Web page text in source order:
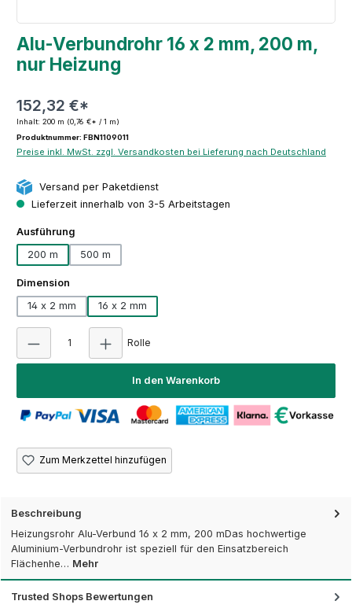
Alu-Verbundrohr 16 x 2 mm, 200 m,
nur Heizung
152,32 €*
Inhalt: 200 m (0,76 €* / 1 m)
Produktnummer: FBN1109011
Preise inkl. MwSt. zzgl. Versandkosten bei Lieferung nach Deutschland
Versand per Paketdienst
Lieferzeit innerhalb von 3-5 Arbeitstagen
Ausführung
200 m
500 m
Dimension
14 x 2 mm
16 x 2 mm
Rolle
In den Warenkorb
Zum Merkzettel hinzufügen
Beschreibung
Heizungsrohr Alu-Verbund 16 x 2 mm, 200 mDas hochwertige
Aluminium-Verbundrohr ist speziell für den Einsatzbereich
Flächenhe… Mehr
Trusted Shops Bewertungen